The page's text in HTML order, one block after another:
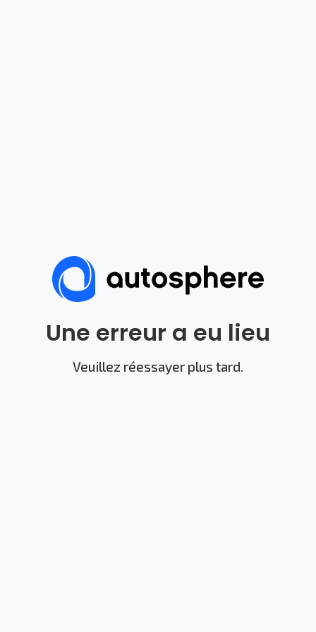
Une erreur a eu lieu
Veuillez réessayer plus tard.